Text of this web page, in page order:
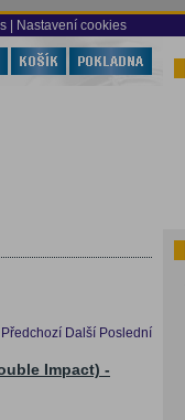
| Nastavení cookies
Předchozí Další Poslední
Impact) -